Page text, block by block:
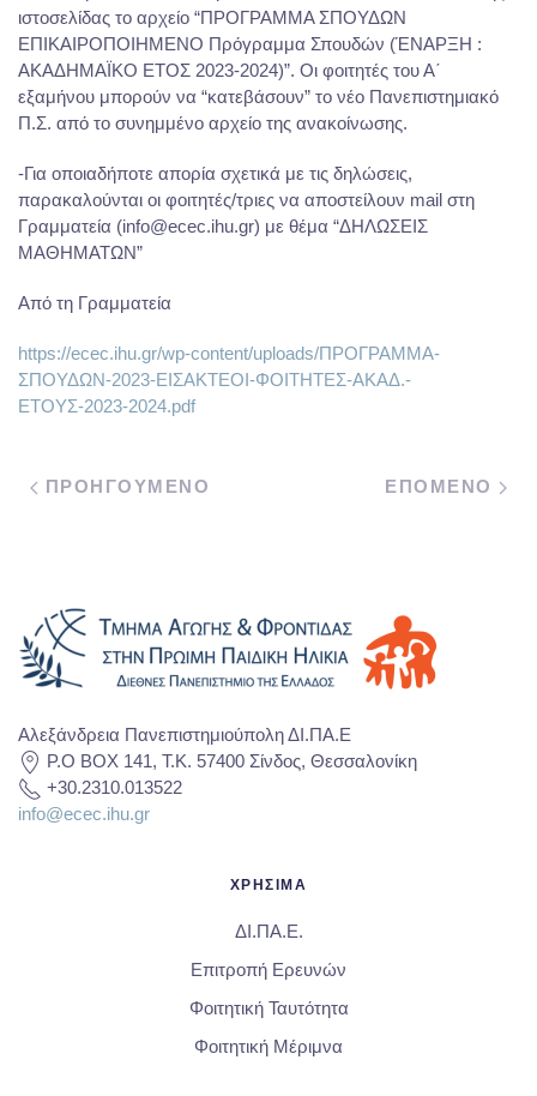
ιστοσελίδας το αρχείο “ΠΡΟΓΡΑΜΜΑ ΣΠΟΥΔΩΝ
ΕΠΙΚΑΙΡΟΠΟΙΗΜΕΝΟ Πρόγραμμα Σπουδών (ΈΝΑΡΞΗ :
ΑΚΑΔΗΜΑΪΚΟ ΕΤΟΣ 2023-2024)”. Οι φοιτητές του Α΄
εξαμήνου μπορούν να “κατεβάσουν” το νέο Πανεπιστημιακό
Π.Σ. από το συνημμένο αρχείο της ανακοίνωσης.
-Για οποιαδήποτε απορία σχετικά με τις δηλώσεις,
παρακαλούνται οι φοιτητές/τριες να αποστείλουν mail στη
Γραμματεία (info@ecec.ihu.gr) με θέμα “ΔΗΛΩΣΕΙΣ
ΜΑΘΗΜΑΤΩΝ”
Από τη Γραμματεία
https://ecec.ihu.gr/wp-content/uploads/ΠΡΟΓΡΑΜΜΑ-
ΣΠΟΥΔΩΝ-2023-ΕΙΣΑΚΤΕΟΙ-ΦΟΙΤΗΤΕΣ-ΑΚΑΔ.-
ΕΤΟΥΣ-2023-2024.pdf
ΠΡΟΗΓΟΥΜΕΝΟ ΕΠΟΜΕΝΟ
Αλεξάνδρεια Πανεπιστημιούπολη ΔΙ.ΠΑ.Ε
P.O BOX 141, T.K. 57400 Σίνδος, Θεσσαλονίκη
+30.2310.013522
info@ecec.ihu.gr
ΧΡΗΣΙΜΑ
ΔΙ.ΠΑ.Ε.
Επιτροπή Ερευνών
Φοιτητική Ταυτότητα
Φοιτητική Μέριμνα